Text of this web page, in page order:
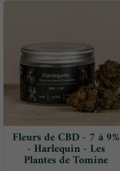
Fleurs de CBD - 7 à 9%
- Harlequin - Les
Plantes de Tomine